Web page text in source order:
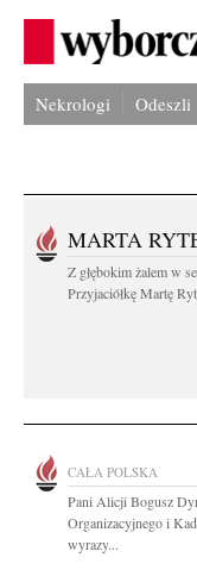
Nekrologi Odeszli
MARTA
Z głębokim żalem w
Przyjaciółkę Martę
CAŁA POLSKA
Pani Alicji Bogusz
Organizacyjnego i
wyrazy...